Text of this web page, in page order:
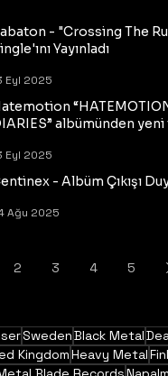
- "Crossing The
Yayınladı
Eyl 2025
albümünden
Eyl 2025
- Albüm Çıkışı
Ağu 2025
2 3 4 5
SwedenBlack Metal
KingdomHeavy Metal